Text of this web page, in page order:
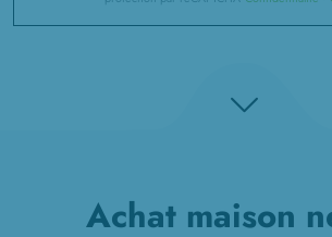
Achat maison